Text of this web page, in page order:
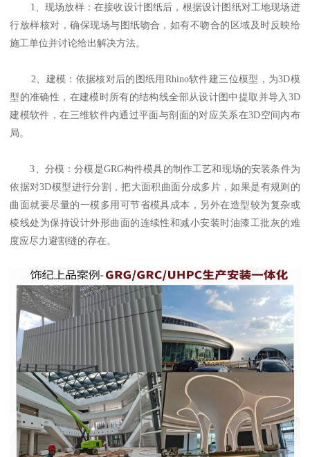
1、现场放样：在接收设计图纸后，根据设计图纸对工地现场进
行放样核对，确保现场与图纸吻合，如有不吻合的区域及时反映给
施工单位并讨论给出解决方法。
2、建模：依据核对后的图纸用Rhino软件建三位模型，为3D模
型的准确性，在建模时所有的结构线全部从设计图中提取并导入3D
建模软件，在三维软件内通过平面与剖面的对应关系在3D空间内布
局。
3、分模：分模是GRG构件模具的制作工艺和现场的安装条件为
依据对3D模型进行分割，把大面积曲面分成多片，如果是有规则的
曲面就要尽量的一模多用可节省模具成本，另外在造型较为复杂或
棱线处为保持设计外形曲面的连续性和减小安装时油漆工批灰的难
度应尽力避割缝的存在。